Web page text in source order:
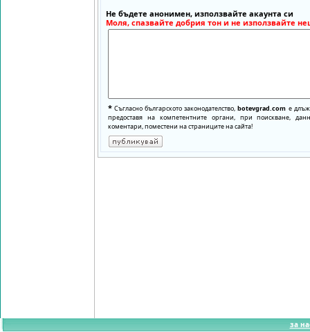
Не бъдете анонимен, използвайте акаунта си
Моля, спазвайте добрия тон и не използвайте
* Съгласно българското законодателство,botevgrad.com е
предоставя на компетентните органи, при поискване,
коментари, поместени на страниците на сайта!
за